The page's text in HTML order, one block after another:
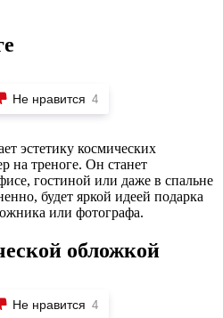
Не нравится 4
эстетику космических
на треноге. Он станет
гостиной или даже в спальне
будет яркой идеей подарка
или фотографа.
обложкой
Не нравится 4